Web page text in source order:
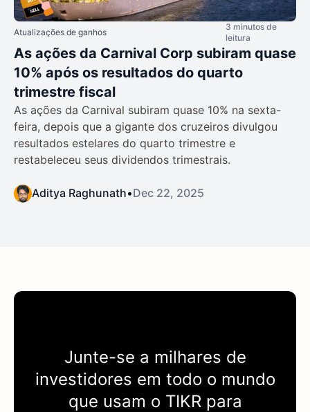
Atualizações de ganhos
3 minutos de
leitura
As ações da Carnival Corp subiram quase
10% após os resultados do quarto
trimestre fiscal
As ações da Carnival subiram quase 10% na sexta-
feira, depois que a gigante dos cruzeiros divulgou
resultados estelares do quarto trimestre e
restabeleceu seus dividendos trimestrais.
Aditya Raghunath•Dec 22, 2025
Junte-se a milhares de
investidores em todo o mundo
que usam o TIKR para